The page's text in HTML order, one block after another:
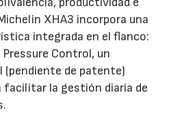
XHA3 incorpora una
integrada en el flanco:
Control, un
(pendiente de patente)
facilitar la gestión diaria de